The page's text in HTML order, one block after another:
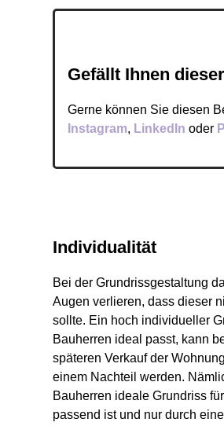
Gefällt Ihnen
Gerne können Sie diesen
Instagram, LinkedIn oder
Individualität
Bei der Grundrissgestaltung
Augen verlieren, dass dieser
sollte. Ein hoch individueller
Bauherren ideal passt, kann
späteren Verkauf der
einem Nachteil werden.
Bauherren ideale Grundriss
passend ist und nur durch